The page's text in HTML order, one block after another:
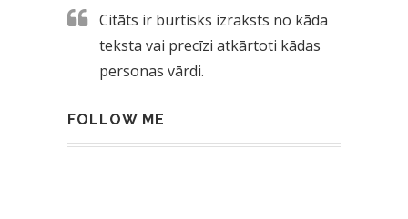
Citāts ir burtisks izraksts no kāda
teksta vai precīzi atkārtoti kādas
personas vārdi.
FOLLOW ME